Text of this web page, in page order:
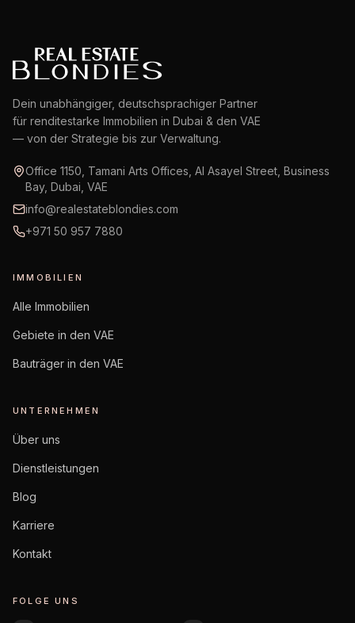
Dein unabhängiger, deutschsprachiger Partner
für renditestarke Immobilien in Dubai & den VAE
— von der Strategie bis zur Verwaltung.
Office 1150, Tamani Arts Offices, Al Asayel Street, Business
Bay, Dubai, VAE
info@realestateblondies.com
+971 50 957 7880
IMMOBILIEN
Alle Immobilien
Gebiete in den VAE
Bauträger in den VAE
UNTERNEHMEN
Über uns
Dienstleistungen
Blog
Karriere
Kontakt
FOLGE UNS